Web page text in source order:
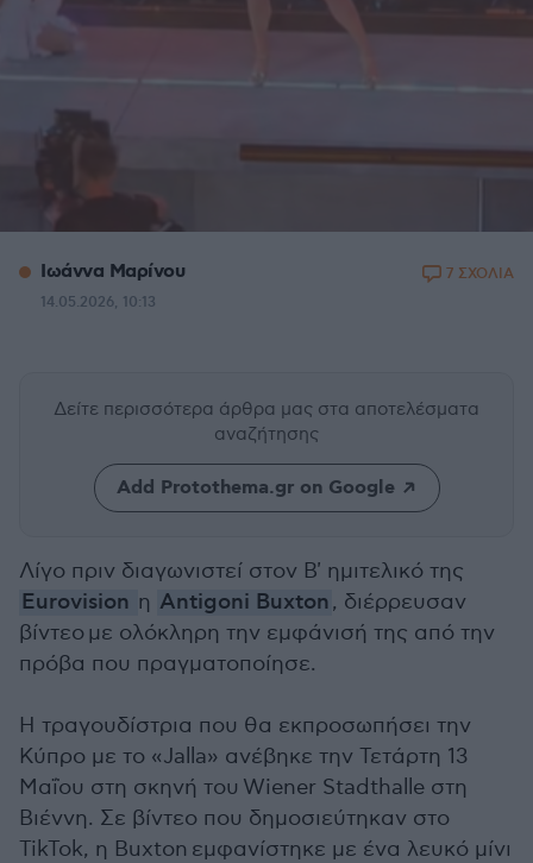
Ιωάννα Μαρίνου
14.05.2026, 10:13
7 ΣΧΟΛΙΑ
Δείτε περισσότερα άρθρα μας στα αποτελέσματα
αναζήτησης
Add Protothema.gr on Google
Λίγο πριν διαγωνιστεί στον Β' ημιτελικό της
Eurovision η Antigoni Buxton, διέρρευσαν
βίντεο με ολόκληρη την εμφάνισή της από την
πρόβα που πραγματοποίησε.
Η τραγουδίστρια που θα εκπροσωπήσει την
Κύπρο με το «Jalla» ανέβηκε την Τετάρτη 13
Μαΐου στη σκηνή του Wiener Stadthalle στη
Βιέννη. Σε βίντεο που δημοσιεύτηκαν στο
TikTok, η Buxton εμφανίστηκε με ένα λευκό μίνι